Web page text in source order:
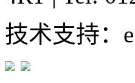
技术支持：